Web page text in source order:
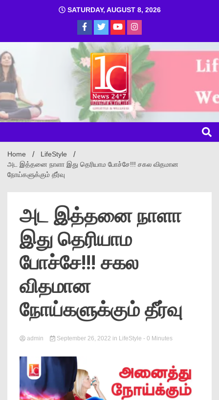
SATURDAY, AUGUST 8, 2026
1C
News
Online
Home
LifeStyle
அட இத்தனை நாளா இது தெரியாம போச்சே!!! சகல விதமான
நோய்களுக்கும் தீர்வு
அட இத்தனை நாளா
இது தெரியாம
போச்சே!!! சகல
விதமான
நோய்களுக்கும் தீர்வு
admin September 26, 2022 in LifeStyle - 0 Minutes